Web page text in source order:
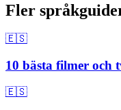
Fler
🇪🇸
10 bästa filmer och
🇪🇸